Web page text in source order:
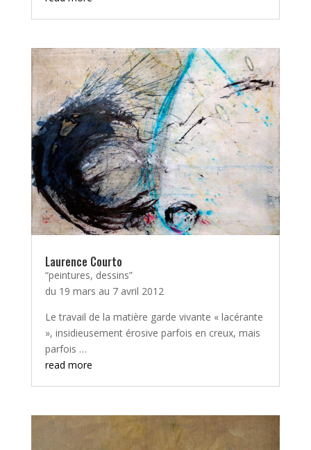
Laurence Courto
“peintures, dessins”
du 19 mars au 7 avril 2012
Le travail de la matière garde vivante « lacérante
», insidieusement érosive parfois en creux, mais
parfois …
read more